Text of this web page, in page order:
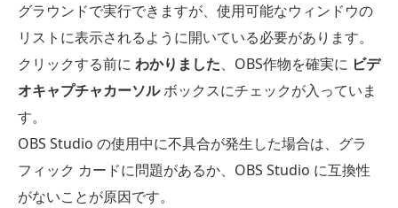
グラウンドで実行できますが、使用可能なウィンドウの
リストに表示されるように開いている必要があります。
クリックする前に わかりました、OBS作物を確実に ビデ
オキャプチャカーソルボックスにチェックが入っていま
す。
OBS Studio の使用中に不具合が発生した場合は、グラ
フィック カードに問題があるか、OBS Studio に互換性
がないことが原因です。